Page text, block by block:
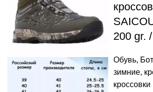
200 gr.
Обувь,
зимние,